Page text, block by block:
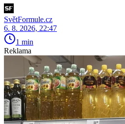
SvětFormule.cz
6. 8. 2026, 22:47
1 min
Reklama